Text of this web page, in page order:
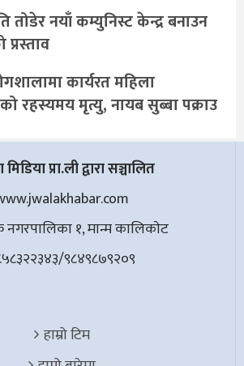
तोडेर नयाँ कम्युनिस्ट केन्द्र बनाउन
कार्यरत महिला
रहस्यमय मृत्यु, नायब सुब्बा पक्राउ
प्रा.ली द्वारा सञ्चालित
नगरपालिका १, मान्म कालिकाेट
९८४९८७९२०९
हाम्रो टिम